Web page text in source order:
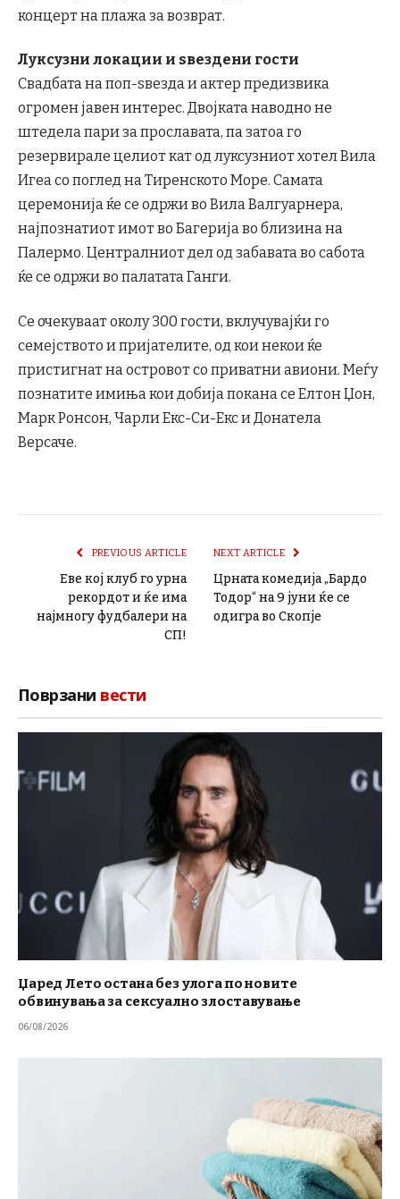
концерт на плажа за возврат.
Луксузни локации и ѕвездени гости
Свадбата на поп-ѕвезда и актер предизвика
огромен јавен интерес. Двојката наводно не
штедела пари за прославата, па затоа го
резервирале целиот кат од луксузниот хотел Вила
Игеа со поглед на Тиренското Море. Самата
церемонија ќе се одржи во Вила Валгуарнера,
најпознатиот имот во Багерија во близина на
Палермо. Централниот дел од забавата во сабота
ќе се одржи во палатата Ганги.
Се очекуваат околу 300 гости, вклучувајќи го
семејството и пријателите, од кои некои ќе
пристигнат на островот со приватни авиони. Меѓу
познатите имиња кои добија покана се Елтон Џон,
Марк Ронсон, Чарли Екс-Си-Екс и Донатела
Версаче.
PREVIOUS ARTICLE
Еве кој клуб го урна
рекордот и ќе има
најмногу фудбалери на
СП!
NEXT ARTICLE
Црната комедија „Бардо
Тодор“ на 9 јуни ќе се
одигра во Скопје
Поврзани вести
Џаред Лето остана без улога по новите
обвинувања за сексуално злоставување
06/08/2026